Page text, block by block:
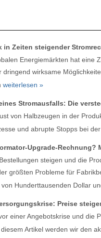
in Zeiten steigender
Energiemärkten hat eine
dringend wirksame
weiterlesen »
Stromausfalls: Die
von Halbzeugen in der
und abrupte Stopps bei
Upgrade-
steigen und die
größten Probleme für
Hunderttausenden Dollar
Preise
einer Angebotskrise und die
Artikel werden wir den